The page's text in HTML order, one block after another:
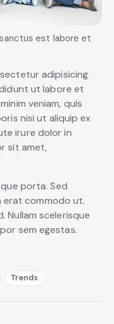
est labore et
adipisicing
ut labore et
veniam, quis
nisi ut aliquip ex
irure dolor in
sit amet,
porta. Sed
erat commodo ut.
Nullam scelerisque
sem egestas.
Trends